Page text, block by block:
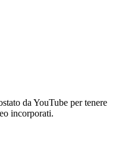
da YouTube per tenere
incorporati.